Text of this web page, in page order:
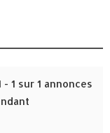
- 1 sur 1 annonces